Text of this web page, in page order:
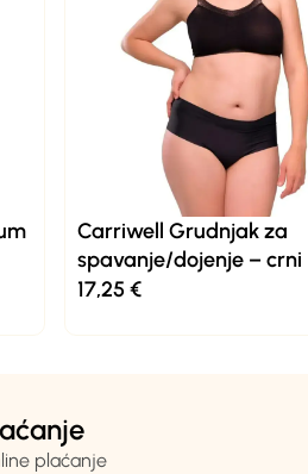
Carriwell Grudnjak za
spavanje/dojenje – crni
17,25 €
plaćanje